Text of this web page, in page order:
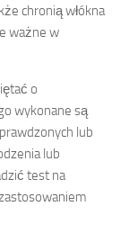
chronią włókna
ważne w
o
wykonane są
lub
lub
test na